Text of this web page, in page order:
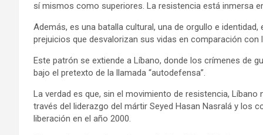
sí mismos como superiores. La resistencia está inmersa
Además, es una batalla cultural, una de orgullo e
prejuicios que desvalorizan sus vidas en comparación con
Este patrón se extiende a Líbano, donde los crímenes de
bajo el pretexto de la llamada “autodefensa”.
La verdad es que, sin el movimiento de resistencia,
través del liderazgo del mártir Seyed Hasan Nasralá y los
liberación en el año 2000.